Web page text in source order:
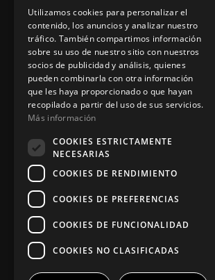
Aviso legal
App Zine Hostelería
Síguenos
Utilizamos cookies para personalizar el
contenido, los anuncios y analizar nuestro
tráfico. También compartimos información
sobre su uso de nuestro sitio con nuestros
socios de publicidad y análisis, quienes
pueden combinarla con otra información
que les haya proporcionado o que hayan
recopilado a partir del uso de sus servicios.
Más información
COOKIES ESTRICTAMENTE
NECESARIAS
COOKIES DE RENDIMIENTO
COOKIES DE PREFERENCIAS
COOKIES DE FUNCIONALIDAD
COOKIES NO CLASIFICADAS